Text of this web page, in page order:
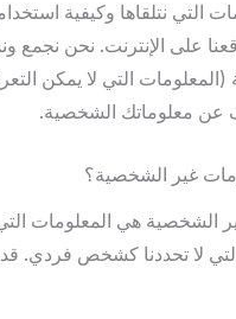
التي نتلقاها وكيفية
على الإنترنت. نحن نجمع
التي لا يمكن
معلوماتك الشخصية.
غير الشخصية؟
الشخصية هي المعلومات
لا تحددنا كشخص فردي.